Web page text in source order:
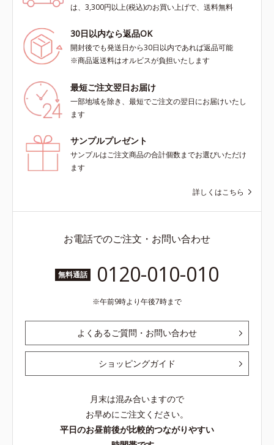
は、3,300円以上(税込)のお買い上げで、送料無料
30日以内なら返品OK
開封後でも発送日から30日以内であれば返品可能
※商品返送料はオルビスが負担いたします
最短ご注文翌日お届け
一部地域を除き、最短でご注文の翌日にお届けいたし
ます
サンプルプレゼント
サンプルはご注文商品の合計個数までお選びいただけ
ます
詳しくはこちら
お電話でのご注文・お問い合わせ
無料通話 0120-010-010
午前9時より午後7時まで
よくあるご質問・お問い合わせ
ショッピングガイド
月末は混み合いますので
お早めにご注文ください。
平日のお昼前後が比較的つながりやすい